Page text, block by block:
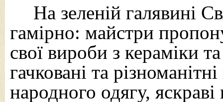
На зеленій галявині
гамірно: майстри
свої вироби з кераміки
гачковані та
народного одягу,